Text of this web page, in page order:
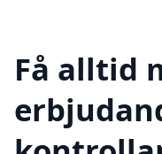
Få alltid